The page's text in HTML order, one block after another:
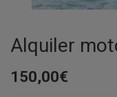
Alquiler
150,00€